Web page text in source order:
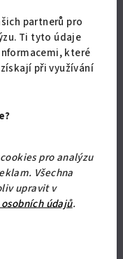
partnerů pro
Ti tyto údaje
které
při využívání
pro analýzu
Všechna
upravit v
údajů.
180 x 200 cm. Součástí